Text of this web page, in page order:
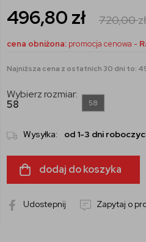
496,80 zł 720,00zł
cena obniżona: promocja cenowa -
Najniższa cena z ostatnich 30 dni to:
Wybierz rozmiar:
58
58
Wysyłka: od 1-3 dni
dodaj do koszyka
Udostepnij Zapytaj o